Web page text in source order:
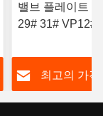
밸브 플레이트
29# 31# VP12#
G3 G4 DENSO
레이트에 적용됩
최고의 가격